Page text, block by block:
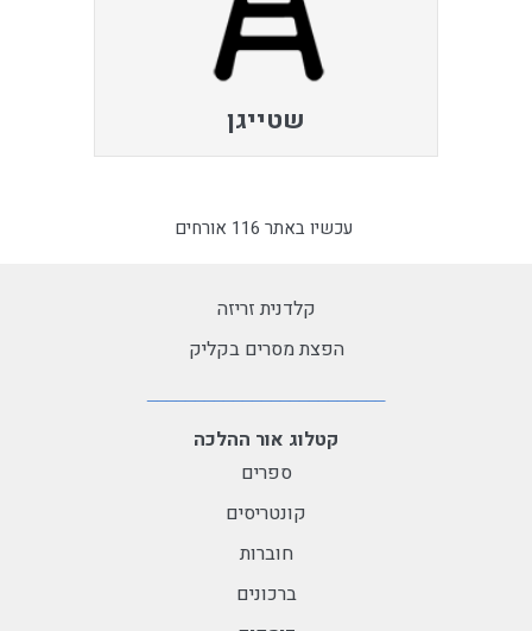
שטייגן
עכשיו באתר 116 אורחים
קלדנית זריזה
הפצת מסרים בקליק
קטלוג אור ההלכה
ספרים
קונטריסים
חוברות
ברכונים